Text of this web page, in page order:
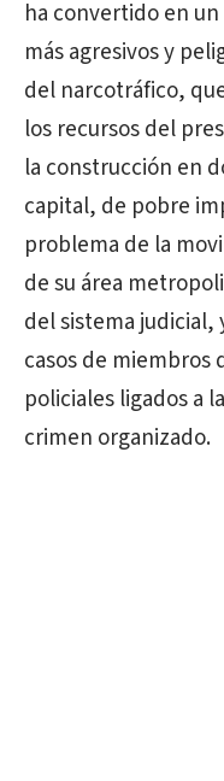
ha convertido en
más agresivos y
del narcotráfico,
los recursos del
la construcción en
capital, de pobre
problema de la
de su área
del sistema judicial,
casos de miembros
policiales ligados a
crimen organizado.